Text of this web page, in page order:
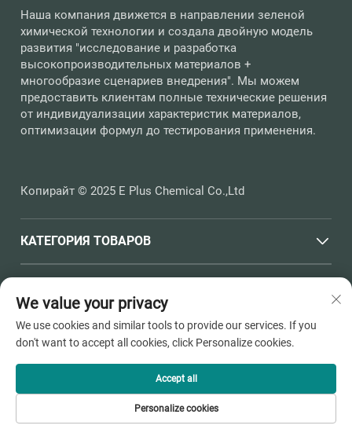
Наша компания движется в направлении зеленой
химической технологии и создала двойную модель
развития "исследование и разработка
высокопроизводительных материалов +
многообразие сценариев внедрения". Мы можем
предоставить клиентам полные технические решения
от индивидуализации характеристик материалов,
оптимизации формул до тестирования применения.
Копирайт © 2025 E Plus Chemical Co.,Ltd
КАТЕГОРИЯ ТОВАРОВ
КОНТАКТНАЯ ИНФОРМАЦИЯ
Office add : Улица Хайчен, №398, город Душанган, город
Пинху, город Цзясин, провинция Чжэцзян
Электронная почта:[email protected]
+86-13736810910
We value your privacy
We use cookies and similar tools to provide our services. If you
don't want to accept all cookies, click Personalize cookies.
Personalize cookies
Accept all